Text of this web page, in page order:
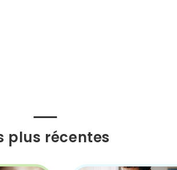
plus récentes